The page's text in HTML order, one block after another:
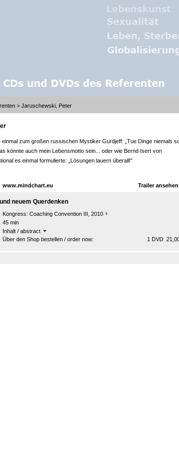
> Jaruschewski, Peter
zum großen russischen Mystiker Gurdjeff: „Tue Dinge niemals
könnte auch mein Lebensmotto sein... oder wie Bernd Isert von
es einmal formulierte: „Lösungen lauern überall!"
Trailer
www.mindchart.eu
neuem Querdenken
Kongress: Coaching Convention III, 2010
45 min
Inhalt / abstract
Über den Shop bestellen / order now:
1 DVD